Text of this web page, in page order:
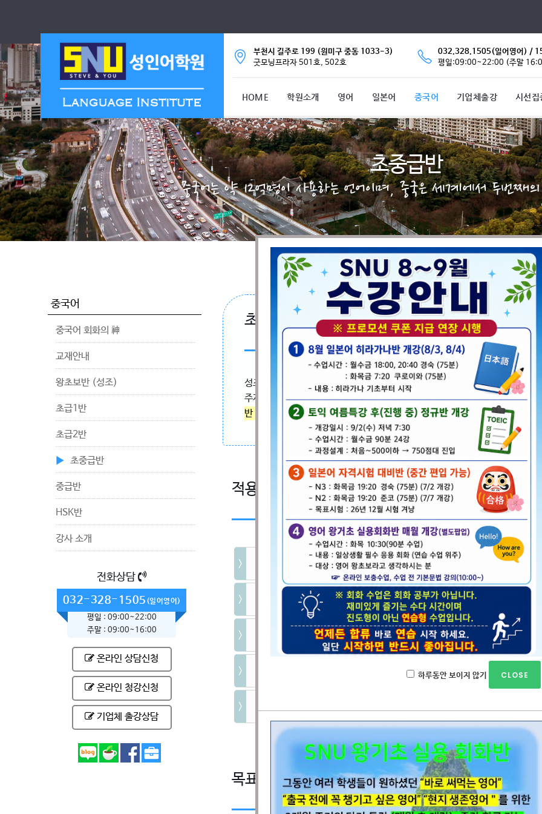
하루동안 보이지 않기
부천시 길주로 199 (원미구 중동 1033-3)
굿모닝프라자 501호, 502호
032.328.1505(일어영어) /
평일:09:00~22:00 (주말
HOME 학원소개 영어 일본어 중국어 기업체출강 시선집
초중급반
중국어는 약 12억명이 사용하는 언어이며, 중국은 세계에서 두번째
중국어
중국어 회화의 神
교재안내
왕초보반 (성조)
초급1반
초급2반
초중급반
중급반
HSK반
강사 소개
전화상담
032-328-1505 (일어영어)
평일 : 09:00~22:00
주말 : 09:00~16:00
온라인 상담신청
온라인 청강신청
기업체 출강상담
초중급... (12주, 24시간~36시간 과정)
성조와 발음, 기초적인 단어와 문법 등 초급 과정을 마치시고 보다심도 있는
주제로 문장 만들어 대화하기가 주된 수업내용이 됩니다. 장기적으로 봐서중
반 과정
입니다. 외워야 할 단어와 표현이 많으며 이 과정에서의 노력여하가 장
적용대상
기초 문법은 대부분 이해하고 있다.
학교 다닐 때 배운 이후에도, 지속적으로 접해 왔다.
아주 많지는 않지만 자유롭게 즐겨 쓰는 단어와 표현들이 제법 있다.
중국인이 말을 걸어오면 피하지 않고 응대해 준다.
목표수준